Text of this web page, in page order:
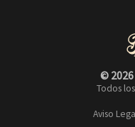
en tus labios vi la
No importa ni el lugar
©
Todos
Aviso